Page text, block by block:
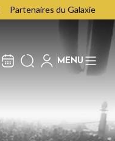
Partenaires du Galaxie
MENU